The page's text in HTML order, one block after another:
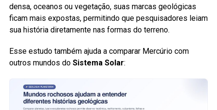
densa, oceanos ou vegetação, suas marcas geológicas
ficam mais expostas, permitindo que pesquisadores leiam
sua história diretamente nas formas do terreno.
Esse estudo também ajuda a comparar Mercúrio com
outros mundos do Sistema Solar: